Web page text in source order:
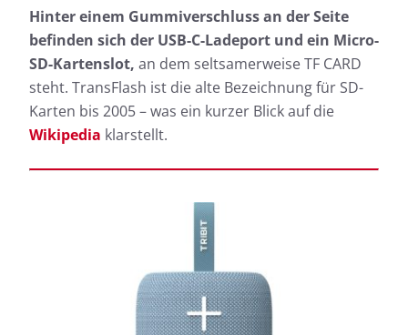
Hinter einem Gummiverschluss an der Seite
befinden sich der USB-C-Ladeport und ein Micro-
SD-Kartenslot, an dem seltsamerweise TF CARD
steht. TransFlash ist die alte Bezeichnung für SD-
Karten bis 2005 – was ein kurzer Blick auf die
Wikipedia klarstellt.